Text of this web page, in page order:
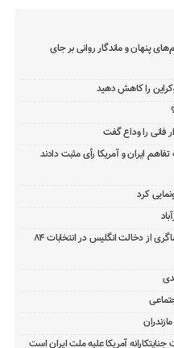
پنهان و ماندگار روانی بر جای
را کاهش دهید
فانی را وداع گفت
تفاهم ایران و آمریکا رأی مثبت دادند
احمدی‌نژاد را خدا برای اسرائیل فرستاد! / افشاگری از دخالت انگلیس در انتخابات ۸۴
جنایتکارانه آمریکا علیه ملت ایران است